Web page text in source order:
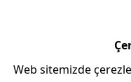
Web sitemizde